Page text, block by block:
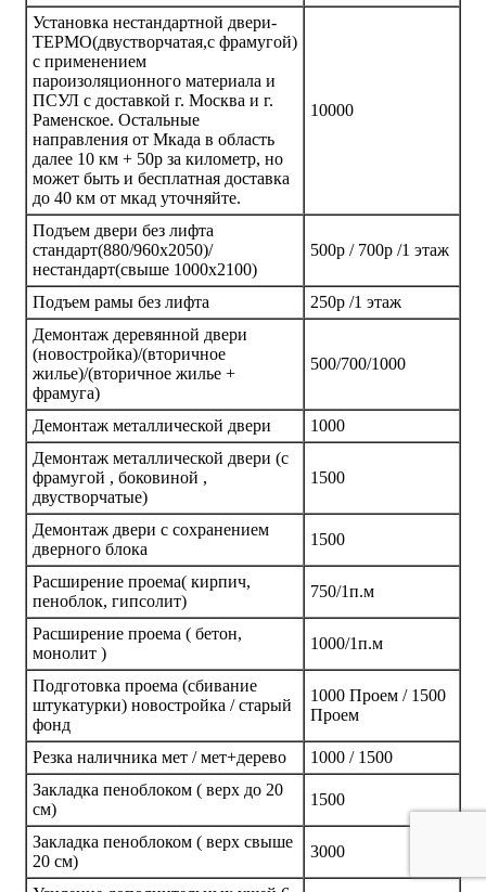
Установка нестандартной двери-
ТЕРМО(двустворчатая,с фрамугой)
с применением
пароизоляционного материала и
ПСУЛ с доставкой г. Москва и г.
Раменское. Остальные
направления от Мкада в область
далее 10 км + 50р за километр, но
может быть и бесплатная доставка
до 40 км от мкад уточняйте.
10000
Подъем двери без лифта
стандарт(880/960х2050)/
нестандарт(свыше 1000х2100)
500р / 700р /1 этаж
Подъем рамы без лифта
250р /1 этаж
Демонтаж деревянной двери
(новостройка)/(вторичное
жилье)/(вторичное жилье +
фрамуга)
500/700/1000
Демонтаж металлической двери
1000
Демонтаж металлической двери (с
фрамугой , боковиной ,
двустворчатые)
1500
Демонтаж двери с сохранением
дверного блока
1500
Расширение проема( кирпич,
пеноблок, гипсолит)
750/1п.м
Расширение проема ( бетон,
монолит )
1000/1п.м
Подготовка проема (сбивание
штукатурки) новостройка / старый
фонд
1000 Проем / 1500
Проем
Резка наличника мет / мет+дерево
1000 / 1500
Закладка пеноблоком ( верх до 20
см)
1500
Закладка пеноблоком ( верх свыше
20 см)
3000